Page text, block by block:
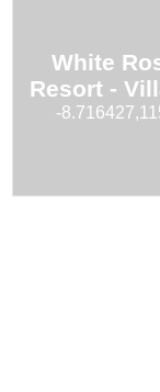
White
Resort -
-